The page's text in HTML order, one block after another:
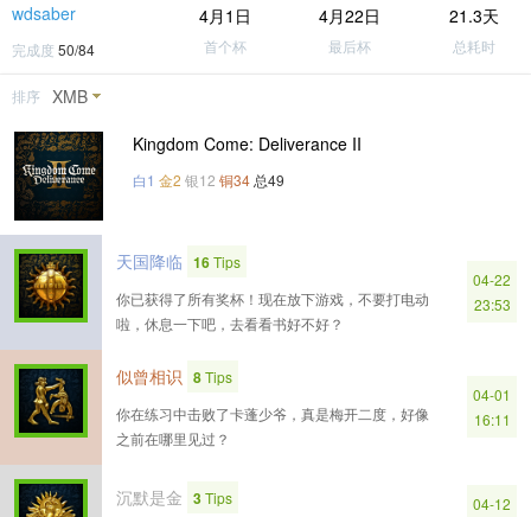
wdsaber
完成度 50/84
4月1日
首个杯
4月22日
最后杯
21.3天
总耗时
排序 XMB
Kingdom Come: Deliverance II
白1 金2 银12 铜34 总49
天国降临 16Tips
你已获得了所有奖杯！现在放下游戏，不要打电动
啦，休息一下吧，去看看书好不好？
04-22
23:53
似曾相识 8Tips
你在练习中击败了卡蓬少爷，真是梅开二度，好像
之前在哪里见过？
04-01
16:11
沉默是金 3Tips
04-12